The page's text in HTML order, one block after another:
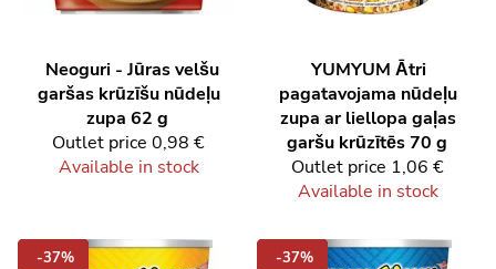
Neoguri - Jūras velšu
garšas krūzīšu nūdeļu
zupa 62 g
Outlet price 0,98 €
Available in stock
YUMYUM Ātri
pagatavojama nūdeļu
zupa ar liellopa gaļas
garšu krūzītēs 70 g
Outlet price 1,06 €
Available in stock
-37% -37%